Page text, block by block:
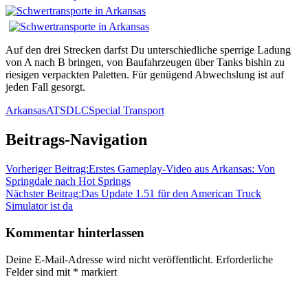
Auf den drei Strecken darfst Du unterschiedliche sperrige Ladung
von A nach B bringen, von Baufahrzeugen über Tanks bishin zu
riesigen verpackten Paletten. Für genügend Abwechslung ist auf
jeden Fall gesorgt.
ArkansasATSDLCSpecial Transport
Beitrags-Navigation
Vorheriger Beitrag:Erstes Gameplay-Video aus Arkansas: Von
Springdale nach Hot Springs
Nächster Beitrag:Das Update 1.51 für den American Truck
Simulator ist da
Kommentar hinterlassen
Deine E-Mail-Adresse wird nicht veröffentlicht. Erforderliche
Felder sind mit * markiert